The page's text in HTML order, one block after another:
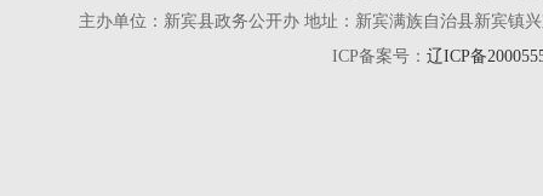
主办单位：新宾县政务公开办 地址：新宾满族自治县新宾镇
ICP备案号： 辽ICP备